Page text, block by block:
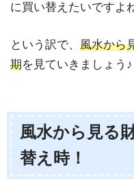
に買い替えたいですよ
という訳で、 風水から
期を見ていきましょう♪
風水から見る
替え時！